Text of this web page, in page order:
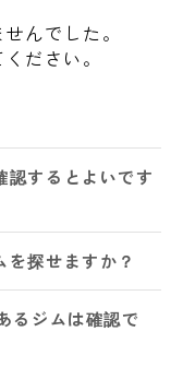
んでした。
ださい。
認するとよいです
探せますか？
るジムは確認で